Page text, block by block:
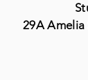
29A Amelia